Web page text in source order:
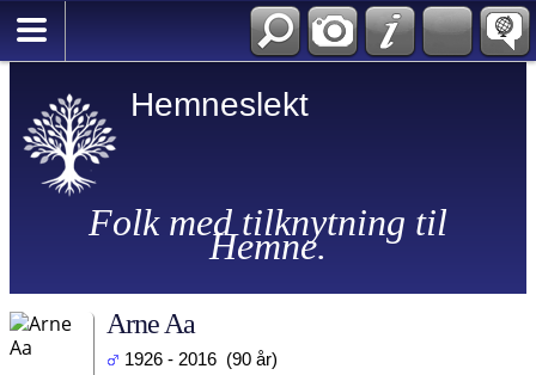
Hemneslekt
Folk med tilknytning til
Hemne.
Arne Aa
1926 - 2016 (90 år)